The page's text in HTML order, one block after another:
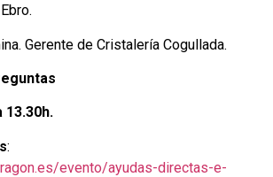
Gerente de Cristalería Cogullada.
13.30h.
:
evento/ayudas-directas-e-